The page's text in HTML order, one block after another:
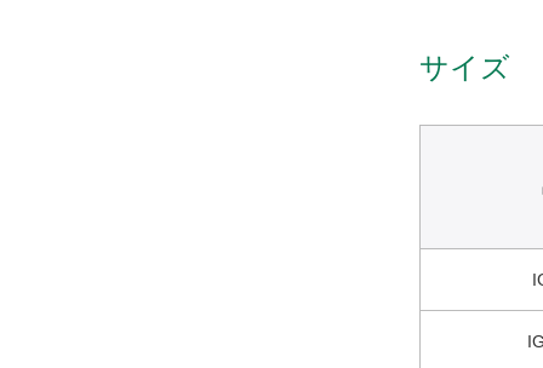
サイズ